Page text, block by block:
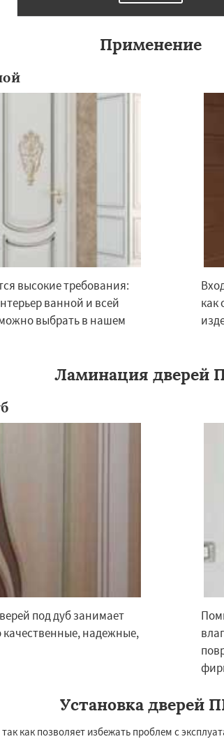
×
Фосфоритный
Черкизово Черусти
Применение
высокие требования:
ванной и всей
выбрать в нашем
как
Ламинация дверей
под дуб занимает
надежные,
Установка дверей
как позволяет избежать проблем с